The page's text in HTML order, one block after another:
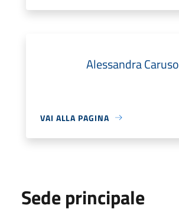
Alessandra Caruso
VAI ALLA PAGINA
Sede principale